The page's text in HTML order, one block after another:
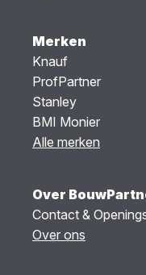
Merken
Knauf
ProfPartner
Stanley
BMI Monier
Alle merken
Over
Contact &
Over ons